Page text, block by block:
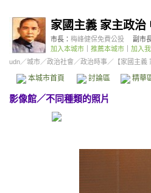
家國主義 家主政治
市長： 梅峰健保免費公投 副市
加入本城市
推薦本城市 加入
udn／城市／政治社會 ／政治時事／ 【家國主
本城市首頁 討論區 精華
影像館／不同種類的照片